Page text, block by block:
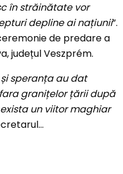
în străinătate vor
depline ai națiunii”.
de predare a
județul Veszprém.
speranța au dat
granițelor țării după
un viitor maghiar